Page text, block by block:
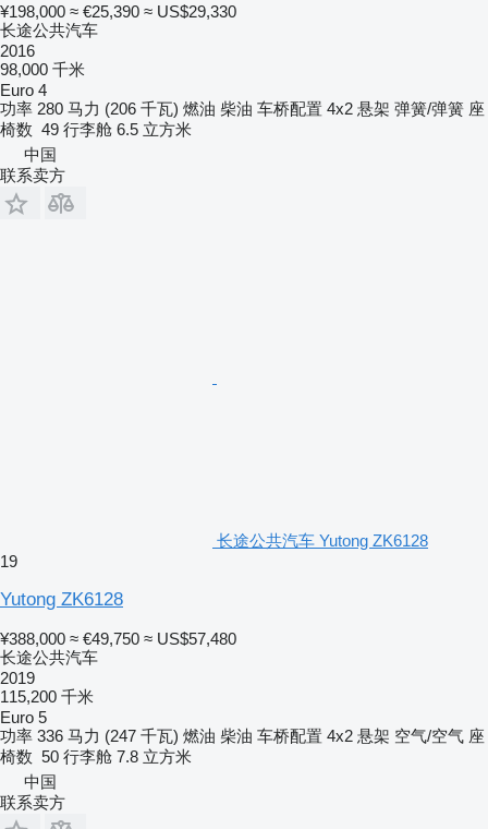
¥198,000 ≈ €25,390 ≈ US$29,330
长途公共汽车
2016
98,000 千米
Euro 4
功率 280 马力 (206 千瓦) 燃油 柴油 车桥配置 4x2 悬架 弹簧/弹簧 座
椅数 49 行李舱 6.5 立方米
中国
联系卖方
长途公共汽车 Yutong ZK6128
19
Yutong ZK6128
¥388,000 ≈ €49,750 ≈ US$57,480
长途公共汽车
2019
115,200 千米
Euro 5
功率 336 马力 (247 千瓦) 燃油 柴油 车桥配置 4x2 悬架 空气/空气 座
椅数 50 行李舱 7.8 立方米
中国
联系卖方